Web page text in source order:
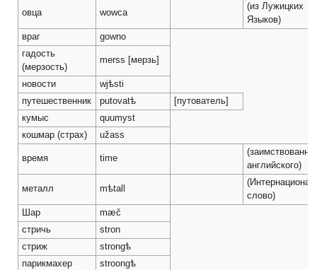
овца wowca
(из Лужицких
Языков)
враг
gowno
гадость
(мерзость)
merss [мерзь]
новости
wjѣsti
путешественник
putovatѣ
[путователь]
кумыс
quumyst
кошмар (страх)
užass
время time
(заимствованно
английского)
металл mѣtall
слово)
Шар
mæč
стричь
stron
стриж
strongѣ
парикмахер
stroongѣ